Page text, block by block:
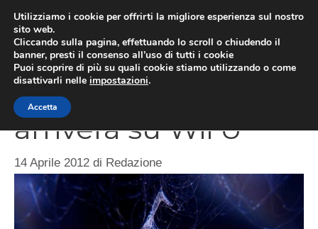
contenuto
Resident Evil 6 non
arriverà su Wii U
14 Aprile 2012 di Redazione
Utilizziamo i cookie per offrirti la migliore esperienza sul nostro
sito web.
Cliccando sulla pagina, effettuando lo scroll o chiudendo il
banner, presti il consenso all’uso di tutti i cookie
Puoi scoprire di più su quali cookie stiamo utilizzando o come
disattivarli nelle impostazioni.
Accetta